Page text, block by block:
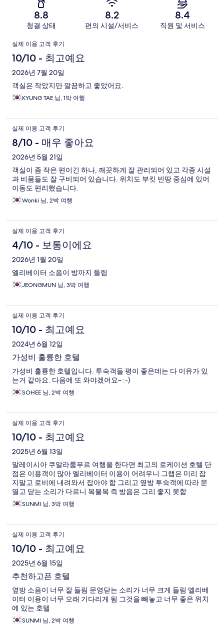
8.8
청결 상태
8.2
편의 시설/서비스
8.4
직원 및 서비스
이
용
후
기
실제 이용 고객 후기
10/10 - 최고예요
2026년 7월 20일
객실은 작았지만 깔끔하고 좋았어요.
KYUNG TAE 님, 1박 여행
실제 이용 고객 후기
8/10 - 매우 좋아요
2026년 5월 21일
객실이 좀 작은 편이긴 하나, 깨끗하게 잘 관리되어 있고 각종 시설
과 비품들도 잘 구비되어 있습니다. 위치도 부킷 빈땅 중심에 있어
이동도 편리했습니다.
Wonki 님, 2박 여행
실제 이용 고객 후기
4/10 - 보통이에요
2026년 1월 20일
엘리베이터 소음이 방까지 들림
JEONGMUN 님, 3박 여행
실제 이용 고객 후기
10/10 - 최고예요
2024년 6월 12일
가성비 훌륭한 호텔
가성비 훌륭한 호텔입니다. 투숙객들 평이 좋은데는 다 이유가 있
는거 같아요. 다음에 또 와야겠어요~ :-)
SOHEE 님, 2박 여행
실제 이용 고객 후기
10/10 - 최고예요
2025년 6월 13일
말레이시아 쿠알라룸푸르 여행을 한다면 최고의 로케이션 호텔 단
점은 이용객이 많아 엘리베이터 이용이 어려우니 그랩은 미리 잡
지말고 로비에 내려와서 잡아야 함 그리고 옆방 투숙객에 따라 문
열고 닫는 소리가 다르니 복불복 즉 방음은 그리 좋지 못함
SUNMI 님, 3박 여행
실제 이용 고객 후기
10/10 - 최고예요
2025년 6월 15일
추천하고픈 호텔
옆방 소음이 너무 잘 들림 문영닫는 소리가 너무 크게 들림 엘리베
이터 이용이 너무 오래 기다리게 됨 그것을 빼놓고 너무 좋은 위치
에 있는 호텔
SUNMI 님, 2박 여행